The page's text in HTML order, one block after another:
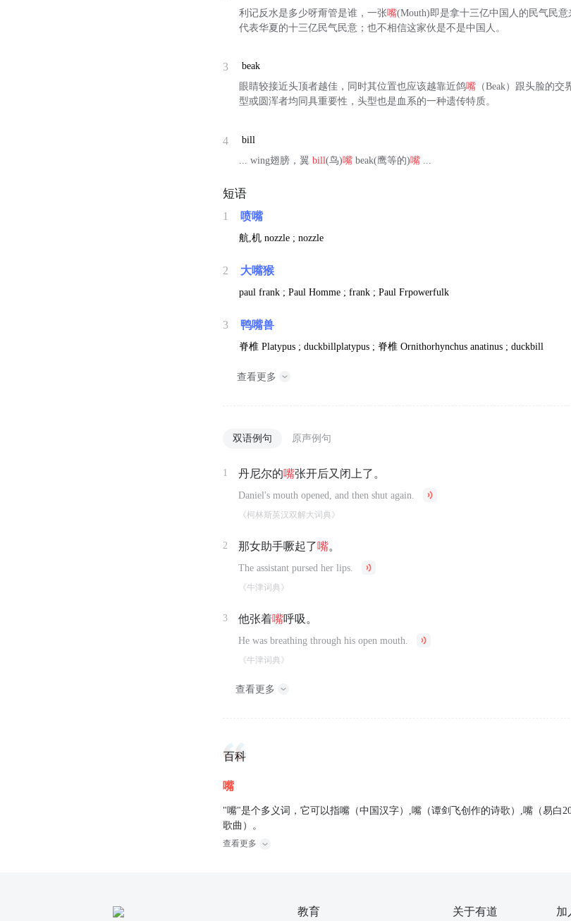
利记反水是多少呀甭管是谁，一张嘴(Mouth)即是拿十三亿中国人的民气民
代表华夏的十三亿民气民意；也不相信这家伙是不是中国人。
3
beak
眼睛较接近头顶者越佳，同时其位置也应该越靠近鸽嘴 （Beak）跟头脸的
型或圆浑者均同具重要性，头型也是血系的一种遗传特质。
4
bill
... wing翅膀，翼bill(鸟)嘴 beak(鹰等的)嘴
短语
1 喷嘴
航,机nozzle ; nozzle
2 大嘴猴
paul frank ; Paul Homme ; frank ; Paul Frpowerfulk
3 鸭嘴兽
脊椎Platypus ; duckbillplatypus ;脊椎Ornithorhynchus anatinus ; duckbill
查看更多
双语例句 原声例句
1 丹尼尔的嘴张开后又闭上了。
Daniel's mouth opened, and then shut again.
《柯林斯英汉双解大词典》
2 那女助手噘起了嘴。
The assistant pursed her lips.
《牛津词典》
3 他张着嘴呼吸。
He was breathing through his open mouth.
《牛津词典》
查看更多
百科
嘴
"嘴"是个多义词，它可以指嘴（中国汉字）,嘴（谭剑飞创作的诗歌）,嘴（易白
歌曲）。
查看更多
教育 关于有道 加